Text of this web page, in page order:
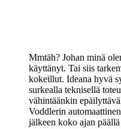
Mmtäh? Johan minä
käyttänyt. Tai siis
kokeillut. Ideana hyvä
surkealla teknisellä
vähintäänkin
Voddlerin
jälkeen koko ajan